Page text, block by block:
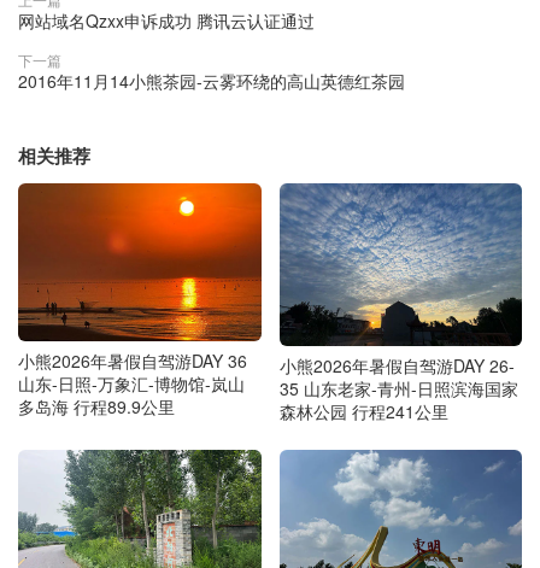
网站域名Qzxx申诉成功 腾讯云认证通过
下一篇
2016年11月14小熊茶园-云雾环绕的高山英德红茶园
相关推荐
小熊2026年暑假自驾游DAY 36
山东-日照-万象汇-博物馆-岚山
多岛海 行程89.9公里
小熊2026年暑假自驾游DAY 26-
35 山东老家-青州-日照滨海国家
森林公园 行程241公里